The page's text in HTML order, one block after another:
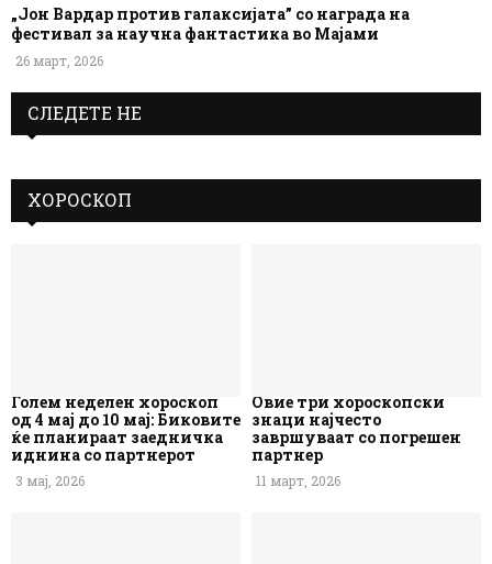
„Јон Вардар против галаксијата” со награда на
фестивал за научна фантастика во Мајами
26 март, 2026
СЛЕДЕТЕ НЕ
ХОРОСКОП
Голем неделен хороскоп
од 4 мај до 10 мај: Биковите
ќе планираат заедничка
иднина со партнерот
3 мај, 2026
Овие три хороскопски
знаци најчесто
завршуваат со погрешен
партнер
11 март, 2026